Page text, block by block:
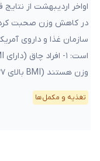
در کاهش وزن صحبت
سازمان غذا و داروی
وزن هستند (BMI بالای ۲۷) و یکی از […]
تغذیه و مکمل‌ها